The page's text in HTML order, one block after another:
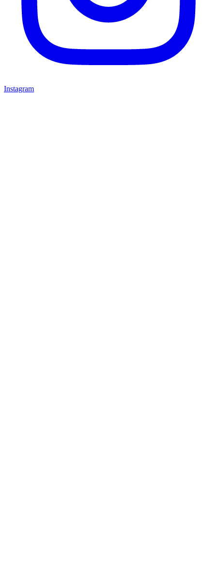
Instagram